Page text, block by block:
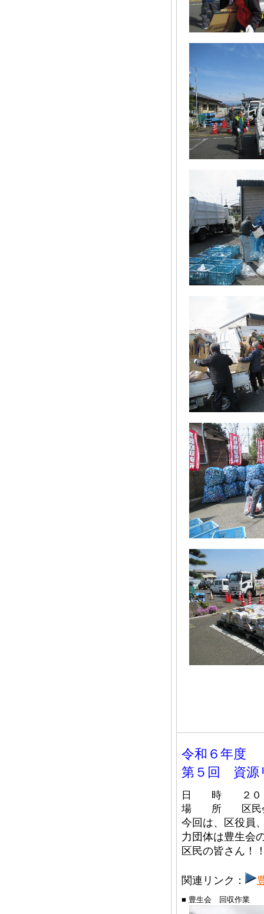
令和６年度
第５回 資源
日 時 ２０２５
場 所 区民
今回は、区役員
力団体は豊生会
区民の皆さん！
関連リンク：
■ 豊生会 回収作業